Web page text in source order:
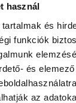
használ
és
funkciók
és
az
és